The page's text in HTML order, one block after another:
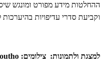
ההחלטות מידע מפורט ומונגש
וקביעת סדרי עדיפויות בהיערכות
למצגת ולתמונות: צילומים: